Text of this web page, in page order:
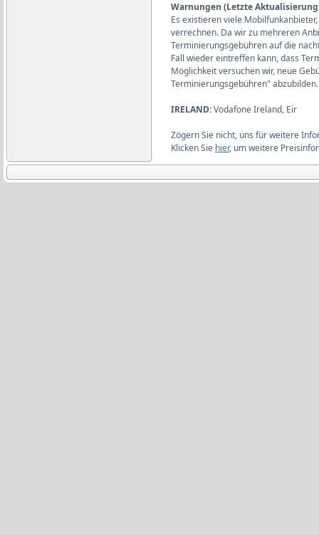
Warnungen (Letzte
Es existieren viele
verrechnen. Da wir zu mehreren
Terminierungsgebühren auf die
Fall wieder eintreffen kann, dass
Möglichkeit versuchen wir, neue
Terminierungsgebühren" abzubilden.
IRELAND:Vodafone Ireland, Eir
Zögern Sie nicht, uns für weitere
Klicken Sie hier, um weitere